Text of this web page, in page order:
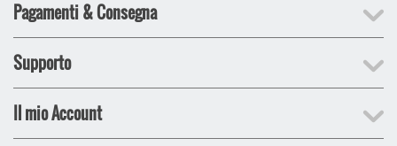
Pagamenti & Consegna
Supporto
Il mio Account